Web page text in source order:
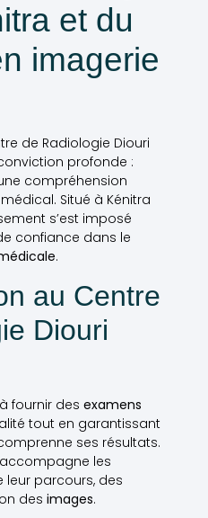
et du
imagerie
de Radiologie Diouri
profonde :
compréhension
Situé à Kénitra
s’est imposé
confiance dans le
.
au Centre
Diouri
fournir des examens
tout en garantissant
ses résultats.
les
parcours, des
des images.